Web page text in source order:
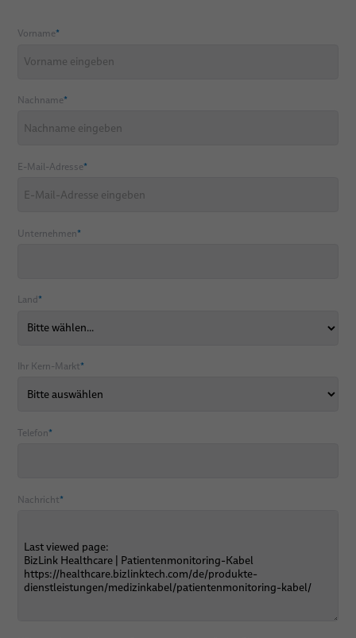
Vorname*
Nachname*
E-Mail-Adresse*
Unternehmen*
Land*
Ihr Kern-Markt*
Telefon*
Nachricht*